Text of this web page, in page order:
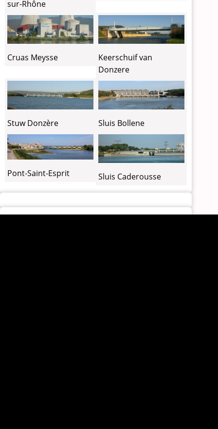
sur-Rhône
Cruas Meysse
Keerschuif van
Donzere
Stuw Donzère Sluis Bollene
Pont-Saint-Esprit Sluis Caderousse